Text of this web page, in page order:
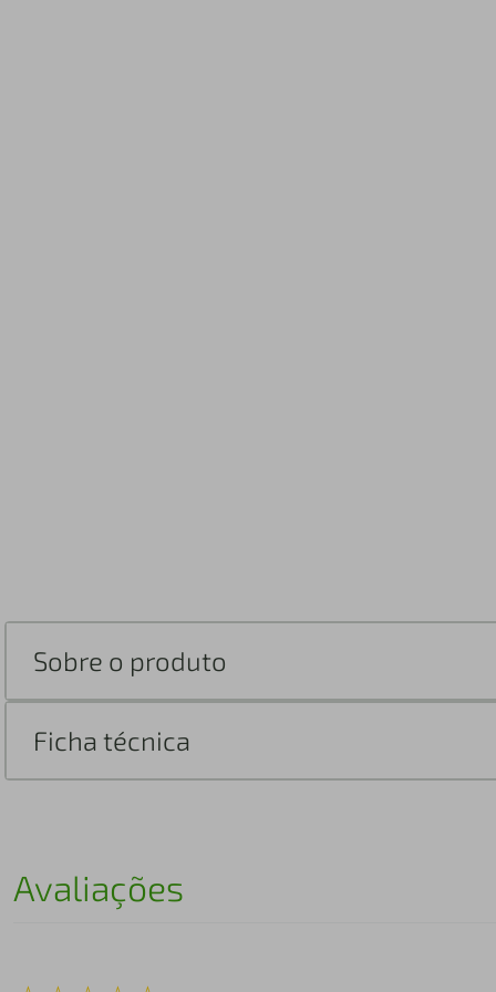
Sobre o produto
Ficha técnica
Avaliações